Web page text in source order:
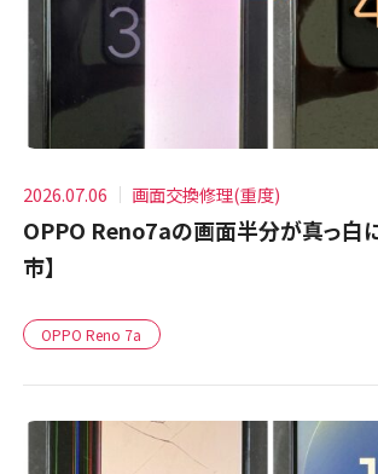
2026.07.06 画面交換修理(重度)
OPPO Reno7aの画面半分が真っ白に
市】
OPPO Reno 7a